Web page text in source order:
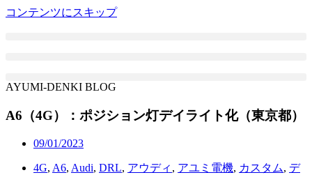
コンテンツにスキップ
AYUMI-DENKI BLOG
A6（4G）：ポジション灯デイライト化（東京都）
09/01/2023
4G, A6, Audi, DRL, アウディ , アユミ電機, カスタム, デ